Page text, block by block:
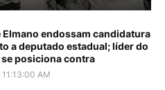
Elmano endossam candidatura
a deputado estadual; líder do
posiciona contra
AM